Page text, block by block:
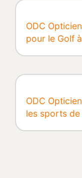
ODC
pour le Golf
ODC
les sports